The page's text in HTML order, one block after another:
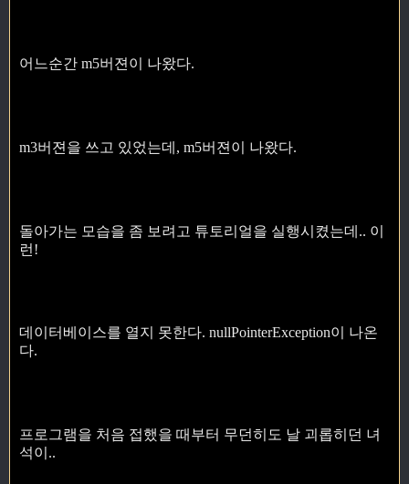
어느순간 m5버젼이 나왔다.
m3버젼을 쓰고 있었는데, m5버젼이 나왔다.
돌아가는 모습을 좀 보려고 튜토리얼을 실행시켰는데.. 이
런!
데이터베이스를 열지 못한다. nullPointerException이 나온
다.
프로그램을 처음 접했을 때부터 무던히도 날 괴롭히던 녀
석이..